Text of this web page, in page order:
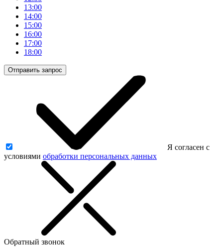
13:00
14:00
15:00
16:00
17:00
18:00
Отправить запрос
Я согласен с
условиями обработки персональных данных
Обратный звонок